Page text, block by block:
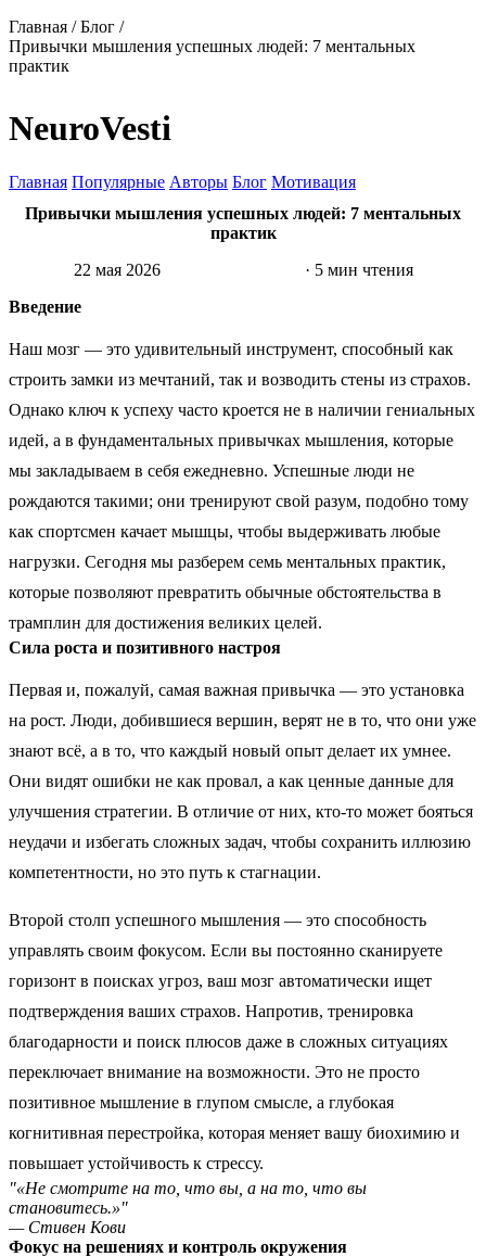
Главная / Блог /
Привычки мышления успешных людей: 7 ментальных
практик
NeuroVesti
Главная Популярные Авторы Блог Мотивация
Привычки мышления успешных людей: 7 ментальных
практик
22 мая 2026
· 5 мин чтения
Введение
Наш мозг — это удивительный инструмент, способный как
строить замки из мечтаний, так и возводить стены из страхов.
Однако ключ к успеху часто кроется не в наличии гениальных
идей, а в фундаментальных привычках мышления, которые
мы закладываем в себя ежедневно. Успешные люди не
рождаются такими; они тренируют свой разум, подобно тому
как спортсмен качает мышцы, чтобы выдерживать любые
нагрузки. Сегодня мы разберем семь ментальных практик,
которые позволяют превратить обычные обстоятельства в
трамплин для достижения великих целей.
Сила роста и позитивного настроя
Первая и, пожалуй, самая важная привычка — это установка
на рост. Люди, добившиеся вершин, верят не в то, что они уже
знают всё, а в то, что каждый новый опыт делает их умнее.
Они видят ошибки не как провал, а как ценные данные для
улучшения стратегии. В отличие от них, кто-то может бояться
неудачи и избегать сложных задач, чтобы сохранить иллюзию
компетентности, но это путь к стагнации.
Второй столп успешного мышления — это способность
управлять своим фокусом. Если вы постоянно сканируете
горизонт в поисках угроз, ваш мозг автоматически ищет
подтверждения ваших страхов. Напротив, тренировка
благодарности и поиск плюсов даже в сложных ситуациях
переключает внимание на возможности. Это не просто
позитивное мышление в глупом смысле, а глубокая
когнитивная перестройка, которая меняет вашу биохимию и
повышает устойчивость к стрессу.
"«Не смотрите на то, что вы, а на то, что вы
становитесь.»"
— Стивен Кови
Фокус на решениях и контроль окружения